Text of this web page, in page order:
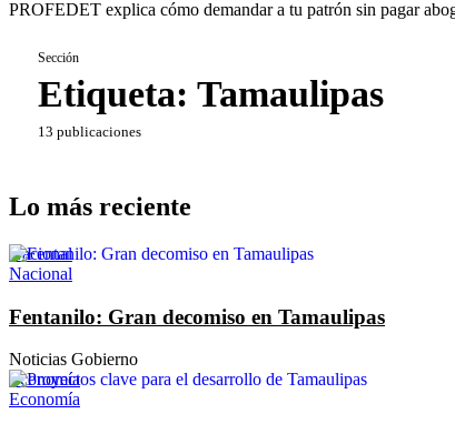
PROFEDET explica cómo demandar a tu patrón sin pagar
Sección
Etiqueta: Tamaulipas
13 publicaciones
Lo más reciente
Nacional
Nacional
Fentanilo: Gran decomiso en Tamaulipas
Noticias Gobierno
Economía
Economía